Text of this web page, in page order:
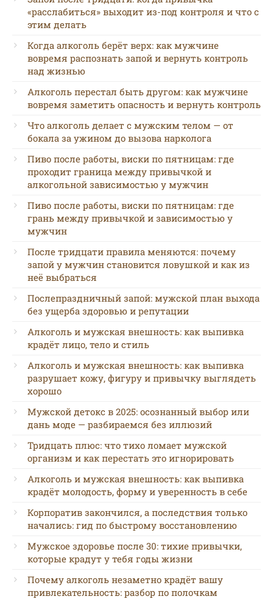
«расслабиться» выходит из-под контроля и что с
этим делать
Когда алкоголь берёт верх: как мужчине
вовремя распознать запой и вернуть контроль
над жизнью
Алкоголь перестал быть другом: как мужчине
вовремя заметить опасность и вернуть контроль
Что алкоголь делает с мужским телом — от
бокала за ужином до вызова нарколога
Пиво после работы, виски по пятницам: где
проходит граница между привычкой и
алкогольной зависимостью у мужчин
Пиво после работы, виски по пятницам: где
грань между привычкой и зависимостью у
мужчин
После тридцати правила меняются: почему
запой у мужчин становится ловушкой и как из
неё выбраться
Послепраздничный запой: мужской план выхода
без ущерба здоровью и репутации
Алкоголь и мужская внешность: как выпивка
крадёт лицо, тело и стиль
Алкоголь и мужская внешность: как выпивка
разрушает кожу, фигуру и привычку выглядеть
хорошо
Мужской детокс в 2025: осознанный выбор или
дань моде — разбираемся без иллюзий
Тридцать плюс: что тихо ломает мужской
организм и как перестать это игнорировать
Алкоголь и мужская внешность: как выпивка
крадёт молодость, форму и уверенность в себе
Корпоратив закончился, а последствия только
начались: гид по быстрому восстановлению
Мужское здоровье после 30: тихие привычки,
которые крадут у тебя годы жизни
Почему алкоголь незаметно крадёт вашу
привлекательность: разбор по полочкам